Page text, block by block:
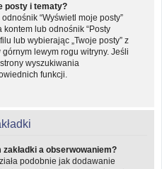
posty i tematy?
“Wyświetl moje posty”
lub odnośnik “Posty
lub wybierając „Twoje posty” z
lewym rogu witryny. Jeśli
wyszukiwania
funkcji.
a obserwowaniem?
podobnie jak dodawanie